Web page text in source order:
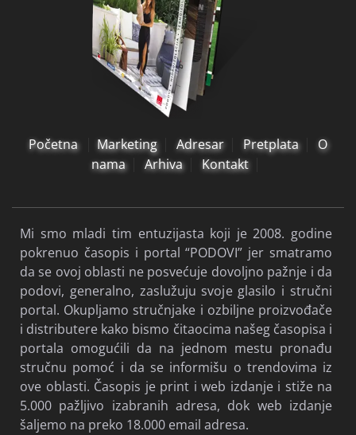
Početna Marketing Adresar Pretplata
O
nama
Arhiva Kontakt
Mi smo mladi tim entuzijasta koji je 2008. godine
pokrenuo časopis i portal “PODOVI” jer smatramo
da se ovoj oblasti ne posvećuje dovoljno pažnje i da
podovi, generalno, zaslužuju svoje glasilo i stručni
portal. Okupljamo stručnjake i ozbiljne proizvođače
i distributere kako bismo čitaocima našeg časopisa i
portala omogućili da na jednom mestu pronađu
stručnu pomoć i da se informišu o trendovima iz
ove oblasti. Časopis je print i web izdanje i stiže na
5.000 pažljivo izabranih adresa, dok web izdanje
šaljemo na preko 18.000 email adresa.